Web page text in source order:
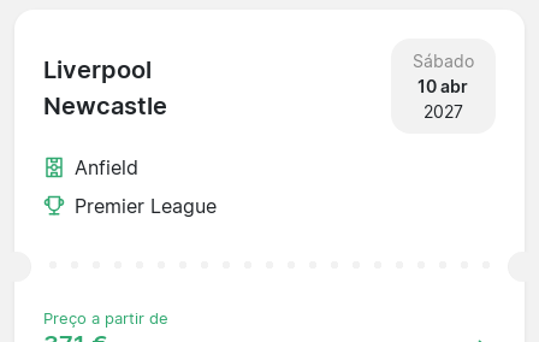
Liverpool
Newcastle
Sábado
10 abr
2027
Anfield
Premier League
Preço a partir de